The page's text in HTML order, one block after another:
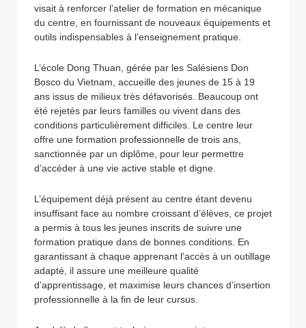
visait à renforcer l’atelier de formation en mécanique
du centre, en fournissant de nouveaux équipements et
outils indispensables à l’enseignement pratique.
L’école Dong Thuan, gérée par les Salésiens Don
Bosco du Vietnam, accueille des jeunes de 15 à 19
ans issus de milieux très défavorisés. Beaucoup ont
été rejetés par leurs familles ou vivent dans des
conditions particulièrement difficiles. Le centre leur
offre une formation professionnelle de trois ans,
sanctionnée par un diplôme, pour leur permettre
d’accéder à une vie active stable et digne.
L’équipement déjà présent au centre étant devenu
insuffisant face au nombre croissant d’élèves, ce projet
a permis à tous les jeunes inscrits de suivre une
formation pratique dans de bonnes conditions. En
garantissant à chaque apprenant l’accès à un outillage
adapté, il assure une meilleure qualité
d’apprentissage, et maximise leurs chances d’insertion
professionnelle à la fin de leur cursus.